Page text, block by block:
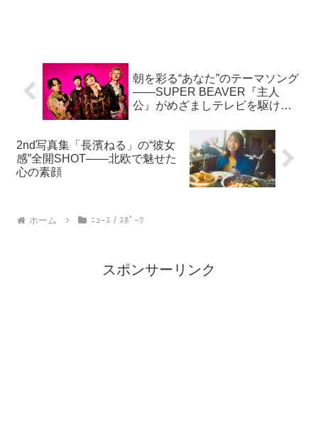
朝を彩る“あなた”のテーマソング
——SUPER BEAVER『主人
公』がめざましテレビを駆ける
2nd写真集「長濱ねる」の“彼女
感”全開SHOT――北欧で魅せた
心の素顔
ホーム ﾆｭｰｽ / ｽﾎﾟｰﾂ
スポンサーリンク